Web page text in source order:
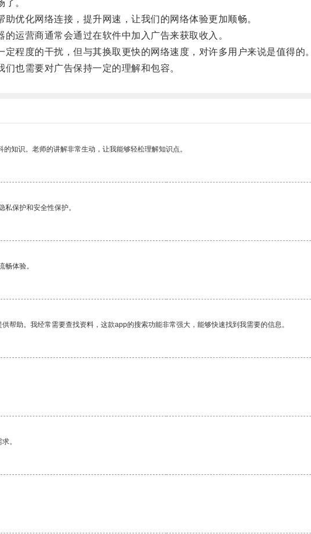
。
化网络连接，提升网速，让我们的网络体验更加顺畅。
运营商通常会通过在软件中加入广告来获取收入。
度的干扰，但与其换取更快的网络速度，对许多用户来说是值得的。
也需要对广告保持一定的理解和包容。
知识。老师的讲解非常生动，让我能够轻松理解知识点。
保护和安全性保护。
畅体验。
帮助。我经常需要查找资料，这款app的搜索功能非常强大，能够快速找到我需要的信息。
。